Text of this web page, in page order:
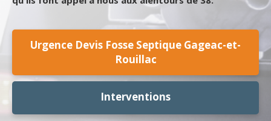
Urgence Devis Fosse Septique Gageac-et-
Rouillac
Interventions